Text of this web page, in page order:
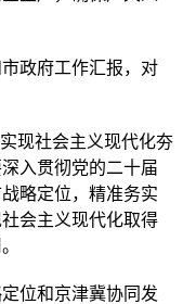
政府工作汇报，对
现社会主义现代化夯
入贯彻党的二十届
略定位，精准务实
会主义现代化取得
位和京津冀协同发